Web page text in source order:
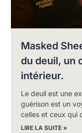
Masked
du deuil, un
intérieur.
Le deuil est une
guérison est un
celles et ceux qui
LIRE LA SUITE »